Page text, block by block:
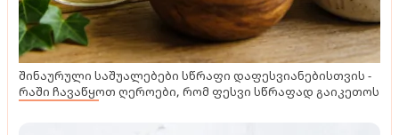
შინაურული საშუალებები სწრაფი დაფესვიანებისთვის -
რაში ჩავაწყოთ ღეროები, რომ ფესვი სწრაფად გაიკეთოს